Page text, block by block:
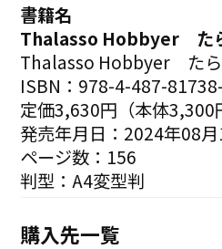
書籍名
Thalasso Hobbyer た
Thalasso Hobbyer たら
ISBN：978-4-487-
定価3,630円（本体3,300
発売年月日：2024年08月
ページ数：156
判型：A4変型判
購入先一覧